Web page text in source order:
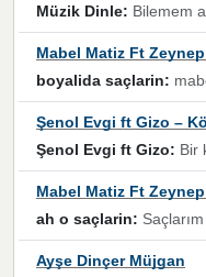
Müzik Dinle: Bilemem artık senden bir şans daha /
Mabel Matiz Ft Zeynep
boyalida saçlarin: mabel matiz'in
Şenol Evgi ft Gizo –
Şenol Evgi ft Gizo: Bir kere
Mabel Matiz Ft Zeynep
ah o saçlarin: Saçlarım tel tel beyazlıyor beyazlagına degil
Ayşe Dinçer Müjgan